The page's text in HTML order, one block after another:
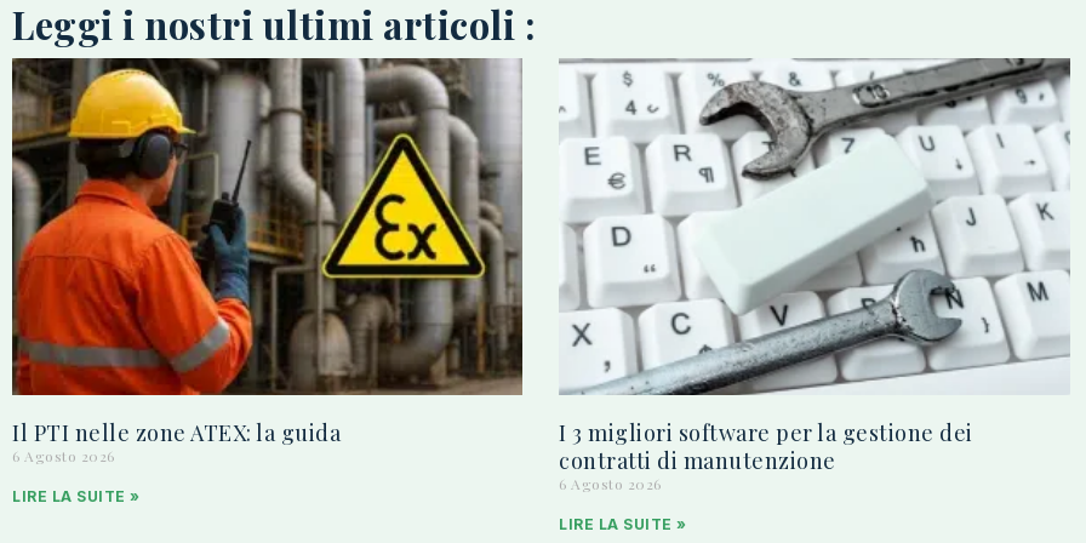
Leggi i nostri ultimi articoli :
Il PTI nelle zone ATEX: la guida
6 Agosto 2026
LIRE LA SUITE »
I 3 migliori software per la gestione dei
contratti di manutenzione
6 Agosto 2026
LIRE LA SUITE »